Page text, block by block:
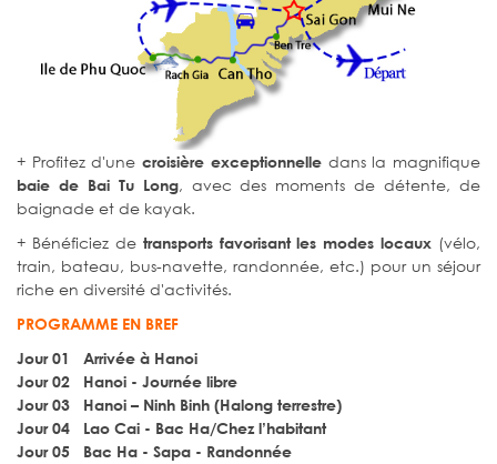
+ Profitez d'unecroisière exceptionnelledans la magnifique
baie de Bai Tu Long, avec des moments de détente, de
baignade et de kayak.
+ Bénéficiez detransports favorisant les modes locaux (vélo,
train, bateau, bus-navette, randonnée, etc.) pour un séjour
riche en diversité d'activités.
PROGRAMME EN BREF
Jour 01 Arrivée à Hanoi
Jour 02 Hanoi - Journée libre
Jour 03 Hanoi – Ninh Binh (Halong terrestre)
Jour 04 Lao Cai - Bac Ha/Chez l’habitant
Jour 05 Bac Ha - Sapa - Randonnée